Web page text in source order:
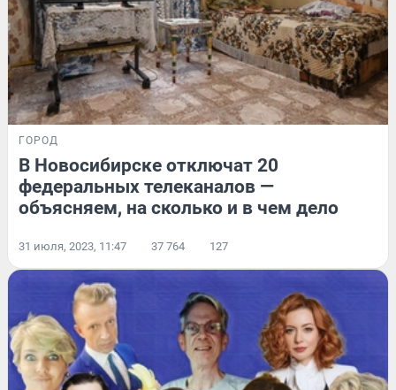
ГОРОД
В Новосибирске отключат 20
федеральных телеканалов —
объясняем, на сколько и в чем дело
31 июля, 2023, 11:47 37 764 127